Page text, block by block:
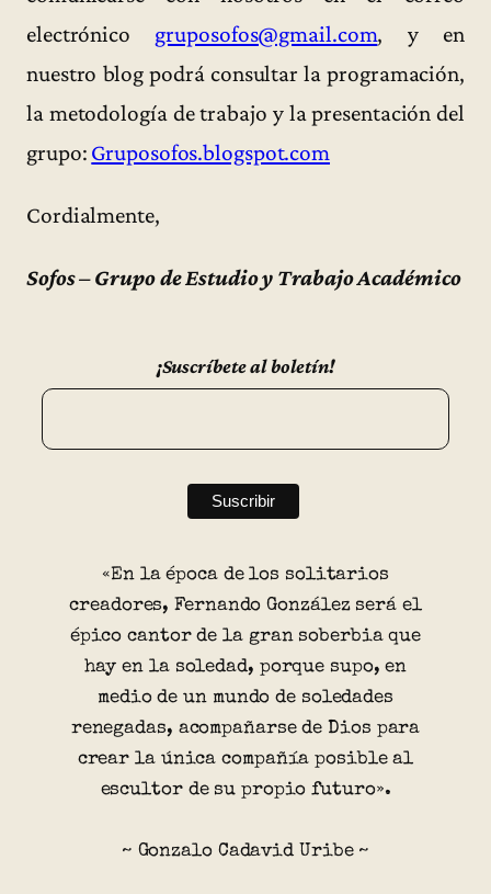
electrónico gruposofos@gmail.com, y en
nuestro blog podrá consultar la programación,
la metodología de trabajo y la presentación del
grupo: Gruposofos.blogspot.com
Cordialmente,
Sofos – Grupo de Estudio y Trabajo Académico
¡Suscríbete al boletín!
«En la época de los solitarios
creadores, Fernando González será el
épico cantor de la gran soberbia que
hay en la soledad, porque supo, en
medio de un mundo de soledades
renegadas, acompañarse de Dios para
crear la única compañía posible al
escultor de su propio futuro».
~ Gonzalo Cadavid Uribe ~